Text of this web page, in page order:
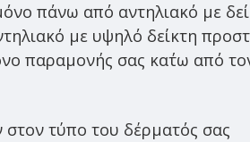
πάνω από αντηλιακό με
με υψηλό δείκτη
παραμονής σας κα΄τω από
στον τύπο του δέρματός σας